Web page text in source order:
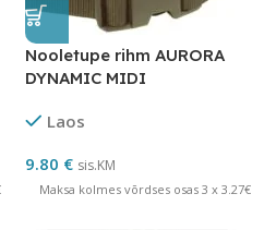
Nooletupe rihm AURORA
DYNAMIC MIDI
Laos
9.80 € sis.KM
Maksa kolmes võrdses osas 3 x 3.27€